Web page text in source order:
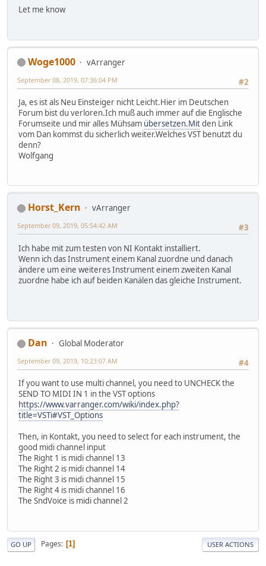
Let me know
Woge1000
vArranger
#2
September 08, 2019, 07:36:04 PM
Ja, es ist als Neu Einsteiger nicht Leicht.Hier im Deutschen
Forum bist du verloren.Ich muß auch immer auf die Englische
Forumseite und mir alles Mühsam übersetzen.Mitden Link
vom Dan kommst du sicherlich weiter.Welches VST benutzt du
denn?
Wolfgang
Horst_Kern
vArranger
#3
September 09, 2019, 05:54:42 AM
Ich habe mit zum testen von NI Kontakt installiert.
Wenn ich das Instrument einem Kanal zuordne und danach
ändere um eine weiteres Instrument einem zweiten Kanal
zuordne habe ich auf beiden Kanälen das gleiche Instrument.
Dan
Global Moderator
#4
September 09, 2019, 10:23:07 AM
If you want to use multi channel, you need to UNCHECK the
SEND TO MIDI IN 1 in the VST options
https://www.varranger.com/wiki/index.php?
title=VSTi#VST_Options
Then, in Kontakt, you need to select for each instrument, the
good midi channel input
The Right 1 is midi channel 13
The Right 2 is midi channel 14
The Right 3 is midi channel 15
The Right 4 is midi channel 16
The SndVoice is midi channel 2
GO UP Pages 1 USER ACTIONS